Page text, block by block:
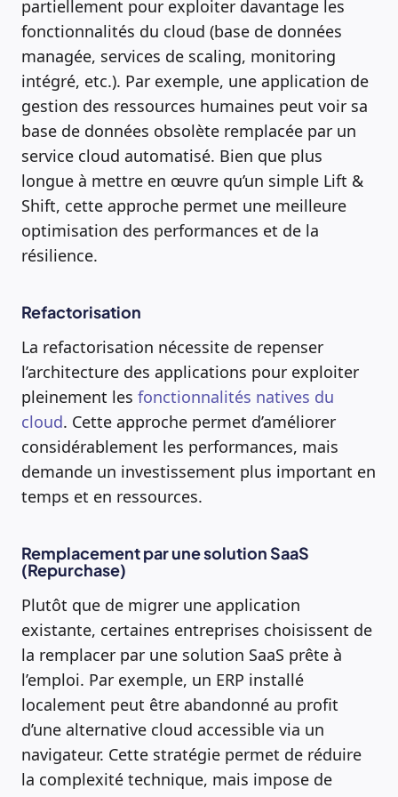
partiellement pour exploiter davantage les
fonctionnalités du cloud (base de données
managée, services de scaling, monitoring
intégré, etc.). Par exemple, une application de
gestion des ressources humaines peut voir sa
base de données obsolète remplacée par un
service cloud automatisé. Bien que plus
longue à mettre en œuvre qu’un simple Lift &
Shift, cette approche permet une meilleure
optimisation des performances et de la
résilience.
Refactorisation
La refactorisation nécessite de repenser
l’architecture des applications pour exploiter
pleinement les fonctionnalités natives du
cloud. Cette approche permet d’améliorer
considérablement les performances, mais
demande un investissement plus important en
temps et en ressources.
Remplacement par une solution SaaS
(Repurchase)
Plutôt que de migrer une application
existante, certaines entreprises choisissent de
la remplacer par une solution SaaS prête à
l’emploi. Par exemple, un ERP installé
localement peut être abandonné au profit
d’une alternative cloud accessible via un
navigateur. Cette stratégie permet de réduire
la complexité technique, mais impose de